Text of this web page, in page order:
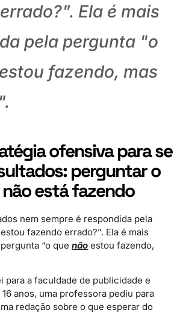
Ela é mais
pela pergunta "o
fazendo, mas
ofensivapara se
perguntar o
está fazendo
nem sempre é respondida pela
fazendo errado?”. Ela é mais
“o quenão estou fazendo,
para a faculdade de publicidade e
anos, uma professora pediu para
redação sobre o que esperar do